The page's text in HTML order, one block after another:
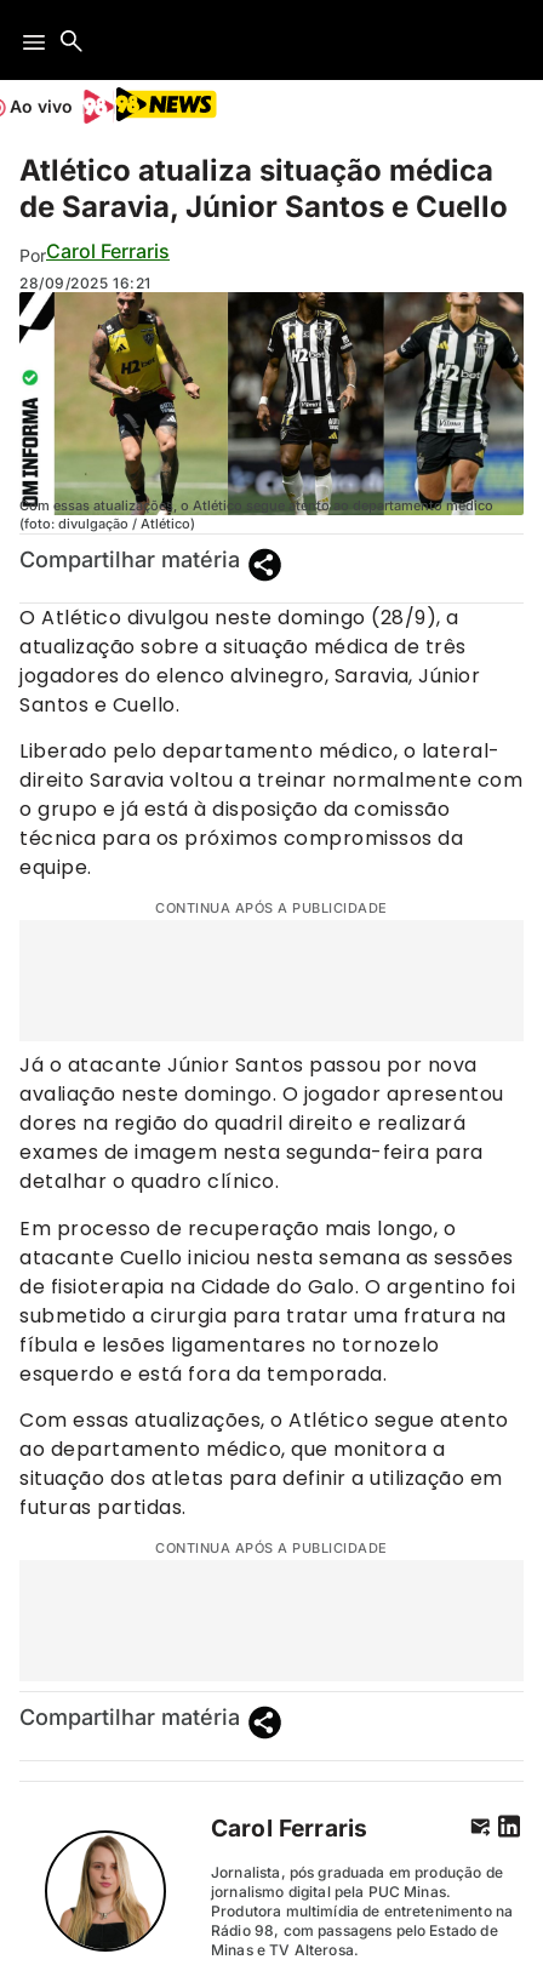
Ao vivo
Atlético atualiza situação médica
de Saravia, Júnior Santos e Cuello
PorCarol Ferraris
28/09/2025 16:21
Com essas atualizações, o Atlético segue atento ao departamento médico
(foto: divulgação / Atlético)
Compartilhar matéria
O Atlético divulgou neste domingo (28/9), a
atualização sobre a situação médica de três
jogadores do elenco alvinegro, Saravia, Júnior
Santos e Cuello.
Liberado pelo departamento médico, o lateral-
direito Saravia voltou a treinar normalmente com
o grupo e já está à disposição da comissão
técnica para os próximos compromissos da
equipe.
CONTINUA APÓS A PUBLICIDADE
Já o atacante Júnior Santos passou por nova
avaliação neste domingo. O jogador apresentou
dores na região do quadril direito e realizará
exames de imagem nesta segunda-feira para
detalhar o quadro clínico.
Em processo de recuperação mais longo, o
atacante Cuello iniciou nesta semana as sessões
de fisioterapia na Cidade do Galo. O argentino foi
submetido a cirurgia para tratar uma fratura na
fíbula e lesões ligamentares no tornozelo
esquerdo e está fora da temporada.
Com essas atualizações, o Atlético segue atento
ao departamento médico, que monitora a
situação dos atletas para definir a utilização em
futuras partidas.
CONTINUA APÓS A PUBLICIDADE
Compartilhar matéria
Carol Ferraris
Jornalista, pós graduada em produção de
jornalismo digital pela PUC Minas.
Produtora multimídia de entretenimento na
Rádio 98, com passagens pelo Estado de
Minas e TV Alterosa.